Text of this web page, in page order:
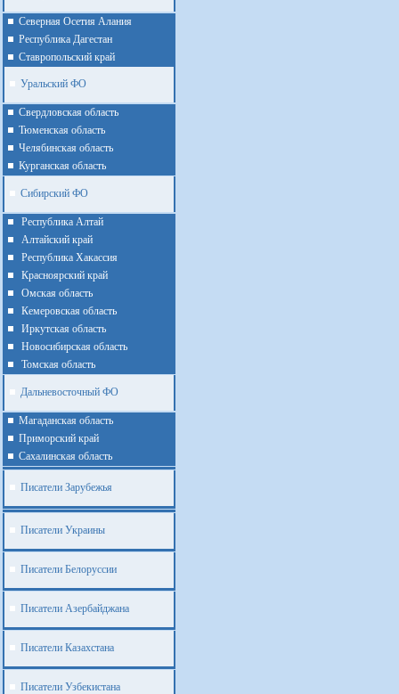
Северная Осетия Алания
Республика Дагестан
Ставропольский край
Уральский ФО
Cвердловская область
Тюменская область
Челябинская область
Курганская область
Сибирский ФО
Республика Алтай
Алтайcкий край
Республика Хакассия
Красноярский край
Омская область
Кемеровская область
Иркутская область
Новосибирская область
Томская область
Дальневосточный ФО
Магаданская область
Приморский край
Cахалинская область
Писатели Зарубежья
Писатели Украины
Писатели Белоруссии
Писатели Азербайджана
Писатели Казахстана
Писатели Узбекистана